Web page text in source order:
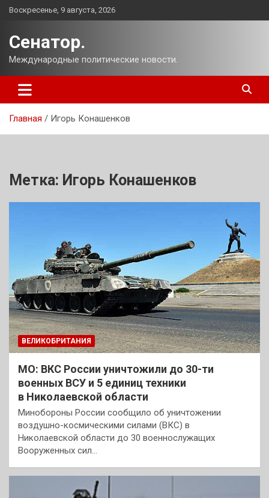
Перейти
Воскресенье, 9 августа, 2026
Сенатор.
Международные политические новости.
Главная Игорь Конашенков
Метка: Игорь Конашенков
ВЕЛИКОБРИТАНИЯ
МО: ВКС России уничтожили до 30-ти
военных ВСУ и 5 единиц техники
в Николаевской области
Минобороны России сообщило об уничтожении
воздушно-космическими силами (ВКС) в
Николаевской области до 30 военнослужащих
Вооруженных сил…